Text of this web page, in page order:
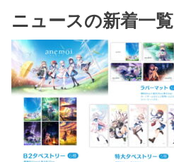
ニュースの新着一覧